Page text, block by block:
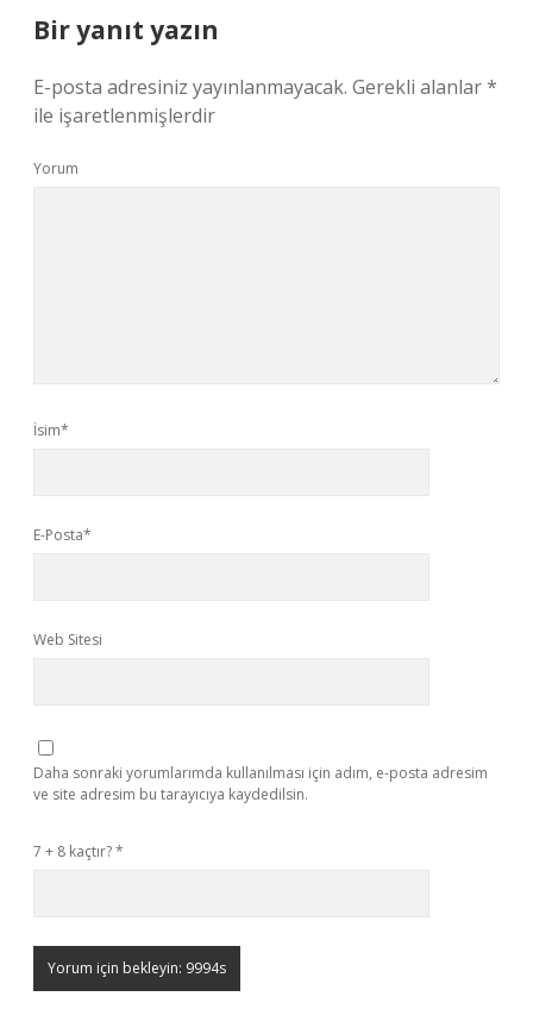
Bir yanıt yazın
E-posta adresiniz yayınlanmayacak. Gerekli alanlar*
ile işaretlenmişlerdir
Yorum
İsim*
E-Posta*
Web Sitesi
Daha sonraki yorumlarımda kullanılması için adım, e-posta adresim
ve site adresim bu tarayıcıya kaydedilsin.
7 + 8 kaçtır?*